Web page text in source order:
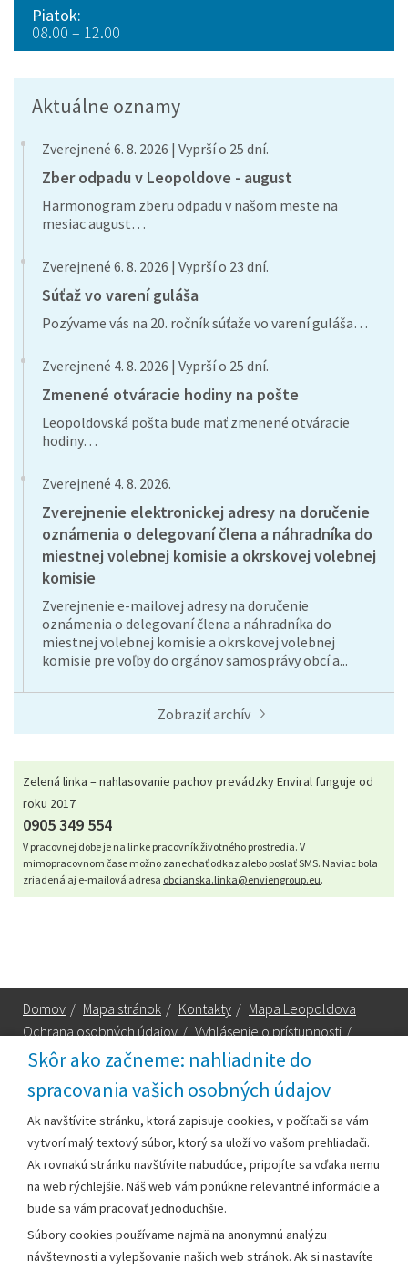
Skôr ako začneme: nahliadnite do
spracovania vašich osobných údajov
Ak navštívite stránku, ktorá zapisuje cookies, v počítači sa vám
vytvorí malý textový súbor, ktorý sa uloží vo vašom prehliadači.
Ak rovnakú stránku navštívite nabudúce, pripojíte sa vďaka nemu
na web rýchlejšie. Náš web vám ponúkne relevantné informácie a
bude sa vám pracovať jednoduchšie.
Súbory cookies používame najmä na anonymnú analýzu
návštevnosti a vylepšovanie našich web stránok. Ak si nastavíte
Piatok:
08.00 – 12.00
Aktuálne oznamy
Zverejnené 6. 8. 2026 | Vyprší o 25 dní.
Zber odpadu v Leopoldove - august
Harmonogram zberu odpadu v našom meste na
mesiac august…
Zverejnené 6. 8. 2026 | Vyprší o 23 dní.
Súťaž vo varení guláša
Pozývame vás na 20. ročník súťaže vo varení guláša…
Zverejnené 4. 8. 2026 | Vyprší o 25 dní.
Zmenené otváracie hodiny na pošte
Leopoldovská pošta bude mať zmenené otváracie
hodiny…
Zverejnené 4. 8. 2026.
Zverejnenie elektronickej adresy na doručenie
oznámenia o delegovaní člena a náhradníka do
miestnej volebnej komisie a okrskovej volebnej
komisie
Zverejnenie e-mailovej adresy na doručenie
oznámenia o delegovaní člena a náhradníka do
miestnej volebnej komisie a okrskovej volebnej
komisie pre voľby do orgánov samosprávy obcí a...
Zobraziť archív
Zelená linka – nahlasovanie pachov prevádzky Enviral funguje od
roku 2017
0905 349 554
V pracovnej dobe je na linke pracovník životného prostredia. V
mimopracovnom čase možno zanechať odkaz alebo poslať SMS. Naviac bola
zriadená aj e-mailová adresa obcianska.linka@enviengroup.eu.
Domov / Mapa stránok / Kontakty / Mapa Leopoldova
Ochrana osobných údajov / Vyhlásenie o prístupnosti /
Technická podpora
Mestský úrad Leopoldov
Hlohovská cesta 1818/2A
920 41 Leopoldov
Kontakt: